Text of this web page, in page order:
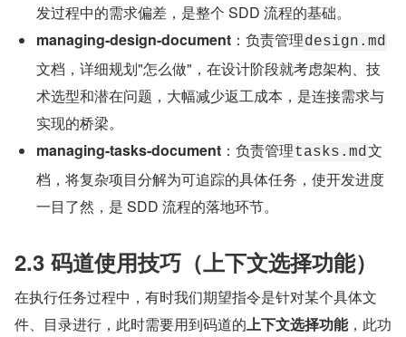
发过程中的需求偏差，是整个 SDD 流程的基础。
managing-design-document ：负责管理design.md
文档，详细规划"怎么做"，在设计阶段就考虑架构、技
术选型和潜在问题，大幅减少返工成本，是连接需求与
实现的桥梁。
managing-tasks-document ：负责管理tasks.md文
档，将复杂项目分解为可追踪的具体任务，使开发进度
一目了然，是 SDD 流程的落地环节。
2.3 码道使用技巧（上下文选择功能）
在执行任务过程中，有时我们期望指令是针对某个具体文
件、目录进行，此时需要用到码道的上下文选择功能，此功